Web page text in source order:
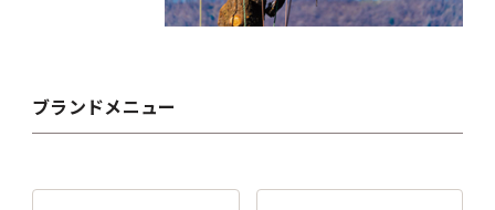
ブランドメニュー